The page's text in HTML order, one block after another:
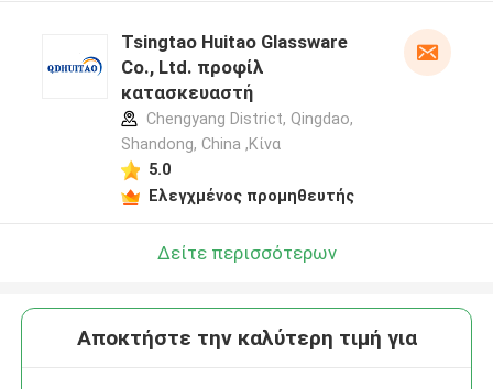
Tsingtao Huitao Glassware
Co., Ltd. προφίλ
κατασκευαστή
Chengyang District, Qingdao,
Shandong, China ,Κίνα
5.0
Ελεγχμένος προμηθευτής
Δείτε περισσότερων
Αποκτήστε την καλύτερη τιμή για